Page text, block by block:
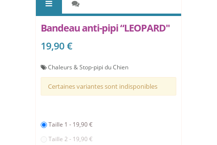
Bandeau anti-pipi “LEOPARD"
19,90 €
Chaleurs & Stop-pipi du Chien
Certaines variantes sont indisponibles
Taille 1 - 19,90 €
Taille 2 - 19,90 €